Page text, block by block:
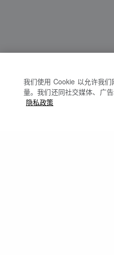
我们使用 Cookie 以允许我
量。我们还同社交媒体、广
隐私政策